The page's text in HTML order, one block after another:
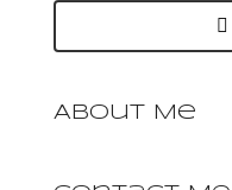
About Me